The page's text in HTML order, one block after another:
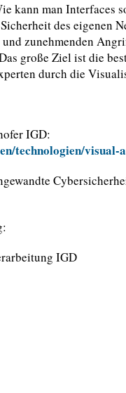
kann man Interfaces
des eigenen
zunehmenden
große Ziel ist die
durch die
IGD:
technologien/visual-
IGD